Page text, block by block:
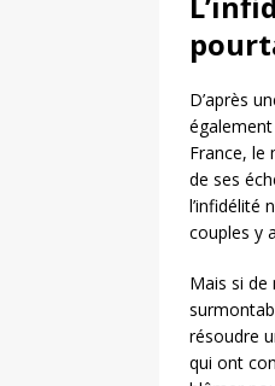
D’après
France, le
de ses
l’infidélité
couples y
Mais si de
résoudre
qui ont